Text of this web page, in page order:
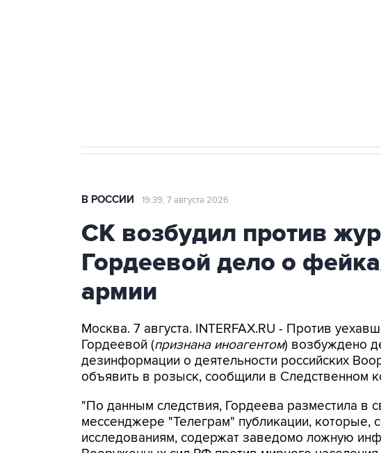
В РОССИИ 19:39, 7 августа 2026
СК возбудил против
Гордеевой дело о
армии
Москва. 7 августа. INTERFAX.RU - Против
Гордеевой (признана иноагентом) возбуждено
дезинформации о деятельности российских
объявить в розыск, сообщили в Следственном
"По данным следствия, Гордеева разместила в
мессенджере "Телеграм" публикации, которые,
исследованиям, содержат заведомо ложную